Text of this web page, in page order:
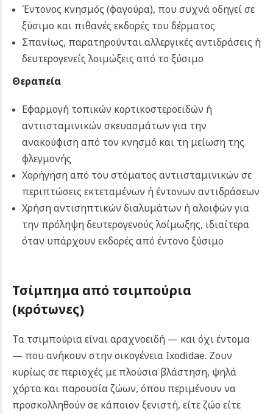
Έντονος κνησμός (φαγούρα), που συχνά οδηγεί σε
ξύσιμο και πιθανές εκδορές του δέρματος
Σπανίως, παρατηρούνται αλλεργικές αντιδράσεις ή
δευτερογενείς λοιμώξεις από το ξύσιμο
Θεραπεία
Εφαρμογή τοπικών κορτικοστεροειδών ή
αντιισταμινικών σκευασμάτων για την
ανακούφιση από τον κνησμό και τη μείωση της
φλεγμονής
Χορήγηση από του στόματος αντιισταμινικών σε
περιπτώσεις εκτεταμένων ή έντονων αντιδράσεων
Χρήση αντισηπτικών διαλυμάτων ή αλοιφών για
την πρόληψη δευτερογενούς λοίμωξης, ιδιαίτερα
όταν υπάρχουν εκδορές από έντονο ξύσιμο
Τσίμπημα από τσιμπούρια
(κρότωνες)
Τα τσιμπούρια είναι αραχνοειδή — και όχι έντομα
— που ανήκουν στην οικογένεια Ixodidae. Ζουν
κυρίως σε περιοχές με πλούσια βλάστηση, ψηλά
χόρτα και παρουσία ζώων, όπου περιμένουν να
προσκολληθούν σε κάποιον ξενιστή, είτε ζώο είτε